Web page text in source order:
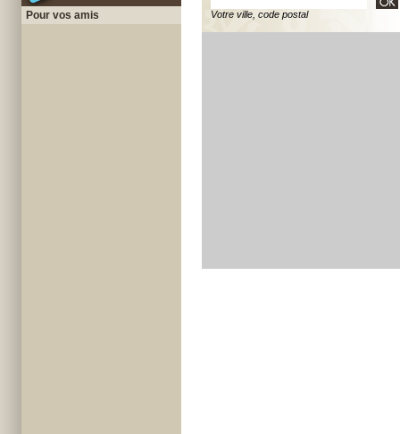
Pour vos amis Votre ville, code postal